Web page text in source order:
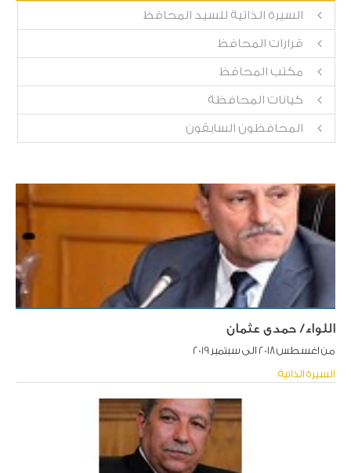
السيرة الذاتية للسيد المحافظ
قرارات المحافظ
مكتب المحافظ
كيانات المحافظة
المحافظون السابقون
اللواء/ حمدى عثمان
من اغسطس 2018 الى سبتمبر 2019
السيرة الذاتية